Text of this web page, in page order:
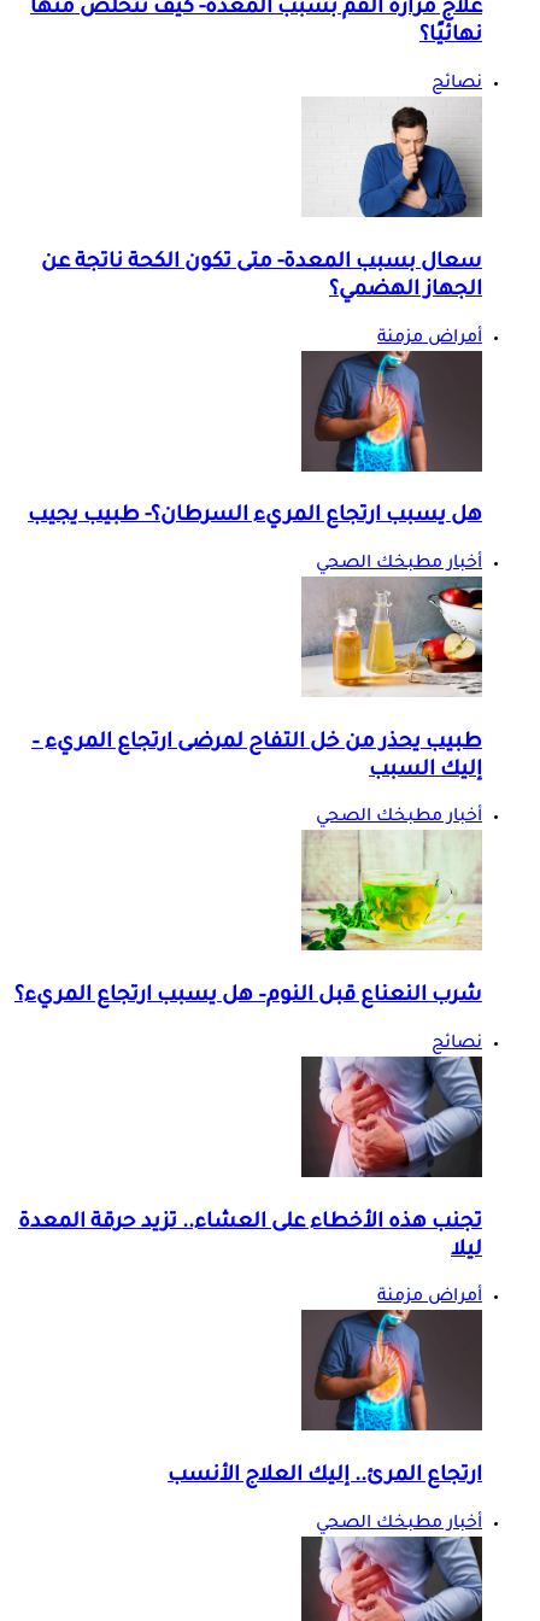
علاج مرارة الفم بسبب المعدة- كيف تتخلص منها
نهائيًا؟
نصائح
سعال بسبب المعدة- متى تكون الكحة ناتجة عن
الجهاز الهضمي؟
أمراض مزمنة
هل يسبب ارتجاع المريء السرطان؟- طبيب يجيب
أخبار مطبخك الصحي
طبيب يحذر من خل التفاح لمرضى ارتجاع المريء –
إليك السبب
أخبار مطبخك الصحي
شرب النعناع قبل النوم– هل يسبب ارتجاع المريء؟
نصائح
تجنب هذه الأخطاء على العشاء.. تزيد حرقة المعدة
ليلا
أمراض مزمنة
ارتجاع المرئ.. إليك العلاج الأنسب
أخبار مطبخك الصحي